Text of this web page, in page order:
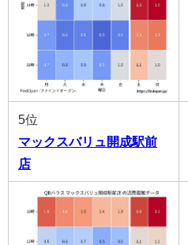
5位
マックスバリュ開成駅前
店